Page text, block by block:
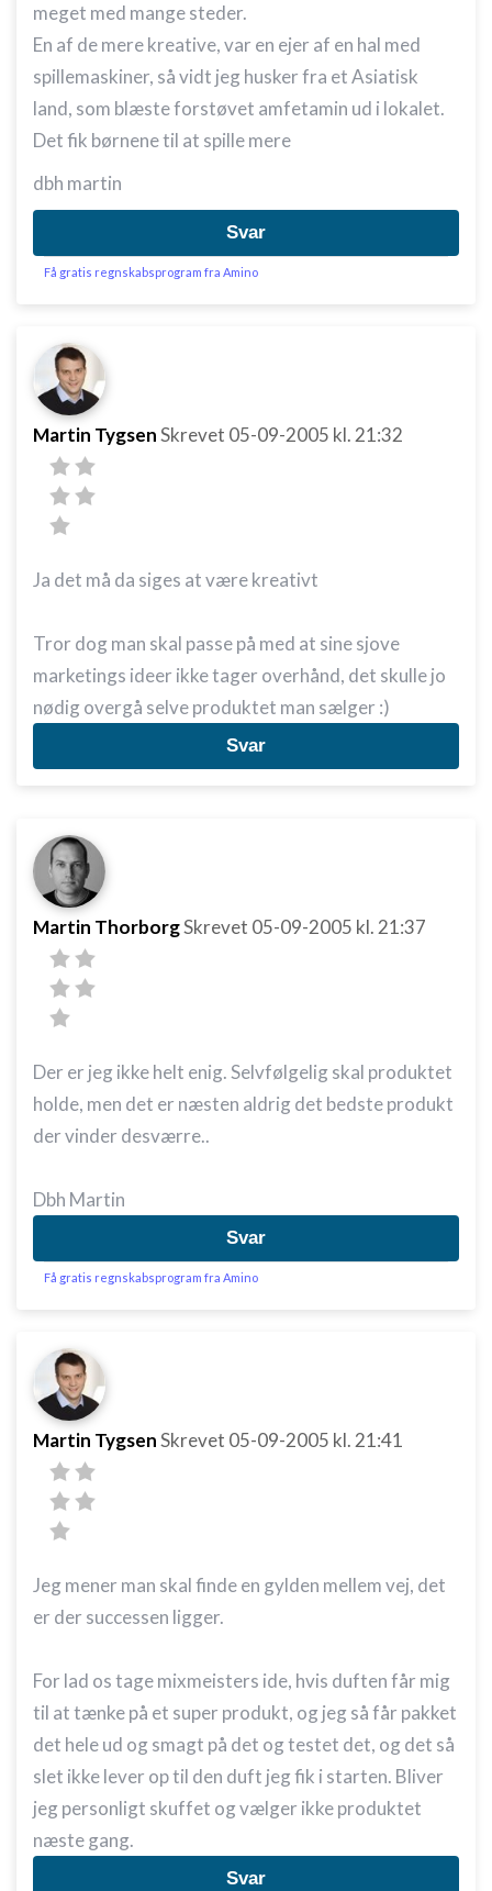
meget med mange steder.
En af de mere kreative, var en ejer af en hal med
spillemaskiner, så vidt jeg husker fra et Asiatisk
land, som blæste forstøvet amfetamin ud i lokalet.
Det fik børnene til at spille mere
dbh martin
Svar
Få gratis regnskabsprogram fra Amino
Martin TygsenSkrevet 05-09-2005 kl. 21:32
Ja det må da siges at være kreativt
Tror dog man skal passe på med at sine sjove
marketings ideer ikke tager overhånd, det skulle jo
nødig overgå selve produktet man sælger :)
Svar
Martin ThorborgSkrevet 05-09-2005 kl. 21:37
Der er jeg ikke helt enig. Selvfølgelig skal produktet
holde, men det er næsten aldrig det bedste produkt
der vinder desværre..
Dbh Martin
Svar
Få gratis regnskabsprogram fra Amino
Martin TygsenSkrevet 05-09-2005 kl. 21:41
Jeg mener man skal finde en gylden mellem vej, det
er der successen ligger.
For lad os tage mixmeisters ide, hvis duften får mig
til at tænke på et super produkt, og jeg så får pakket
det hele ud og smagt på det og testet det, og det så
slet ikke lever op til den duft jeg fik i starten. Bliver
jeg personligt skuffet og vælger ikke produktet
næste gang.
Svar